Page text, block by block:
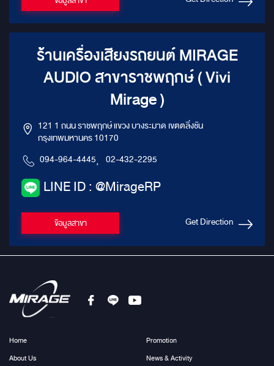
ร้านเครื่องเสียงรถยนต์ MIRAGE
AUDIO สาขาราชพฤกษ์ ( Vivi
Mirage )
121 1 ถนน ราชพฤกษ์ แขวง บางระมาด เขตตลิ่งชัน
กรุงเทพมหานคร 10170
094-964-4445, 02-432-2295
LINE ID : @MirageRP
ข้อมูลสาขา Get Direction
Home
About Us
Promotion
News & Activity